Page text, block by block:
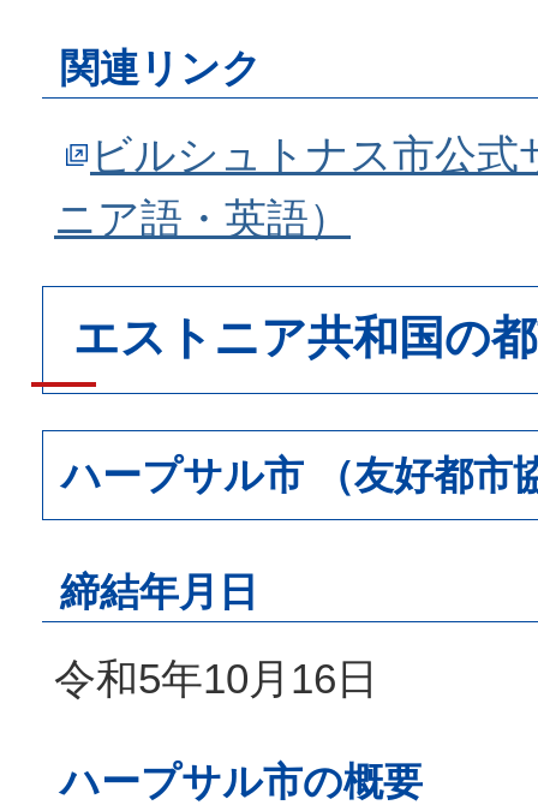
関連リンク
ビルシュトナス市公
ニア語・英語）
エストニア共和国の
ハープサル市 （友好都市
締結年月日
令和5年10月16日
ハープサル市の概要